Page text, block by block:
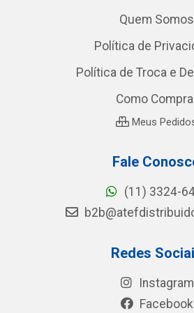
Quem Somos
Política de
Política de Troca e
Como
Meus
Fale
(11) 3324-
Redes
Instagram
Facebook